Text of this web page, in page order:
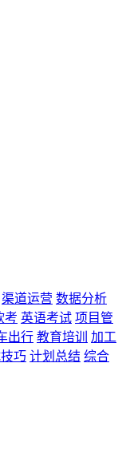
渠道运营 数据分析
考 英语考试 项目管
出行 教育培训
加工
巧 计划总结 综合